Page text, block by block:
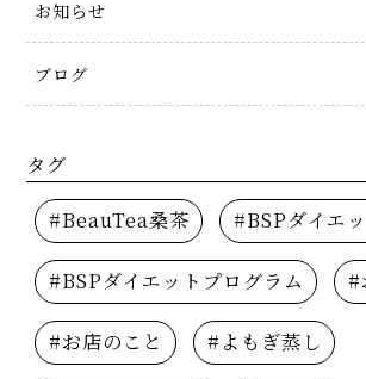
お知らせ
ブログ
タグ
#BeauTea桑茶 #BSPダイエ
#BSPダイエットプログラム #
#お店のこと #よもぎ蒸し